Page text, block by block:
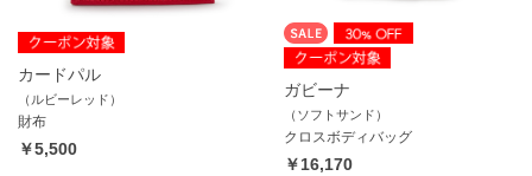
カードパル
（ルビーレッド）
財布
￥5,500
ガビーナ
（ソフトサンド）
クロスボディバッグ
￥16,170